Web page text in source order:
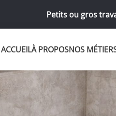
Petits ou gros
ACCUEILÀ PROPOSNOS